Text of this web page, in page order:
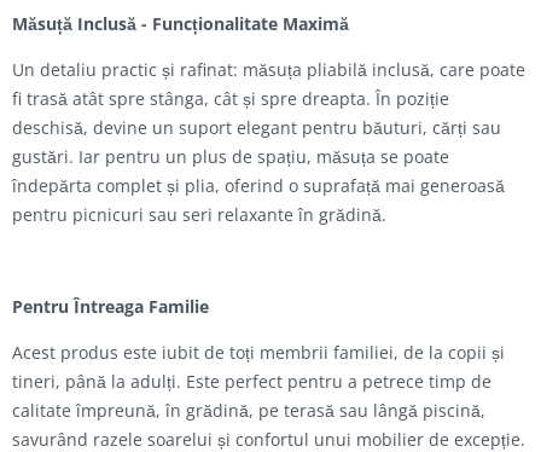
Măsuță Inclusă - Funcționalitate Maximă
Un detaliu practic și rafinat: măsuța pliabilă inclusă, care poate
fi trasă atât spre stânga, cât și spre dreapta. În poziție
deschisă, devine un suport elegant pentru băuturi, cărți sau
gustări. Iar pentru un plus de spațiu, măsuța se poate
îndepărta complet și plia, oferind o suprafață mai generoasă
pentru picnicuri sau seri relaxante în grădină.
Pentru Întreaga Familie
Acest produs este iubit de toți membrii familiei, de la copii și
tineri, până la adulți. Este perfect pentru a petrece timp de
calitate împreună, în grădină, pe terasă sau lângă piscină,
savurând razele soarelui și confortul unui mobilier de excepție.